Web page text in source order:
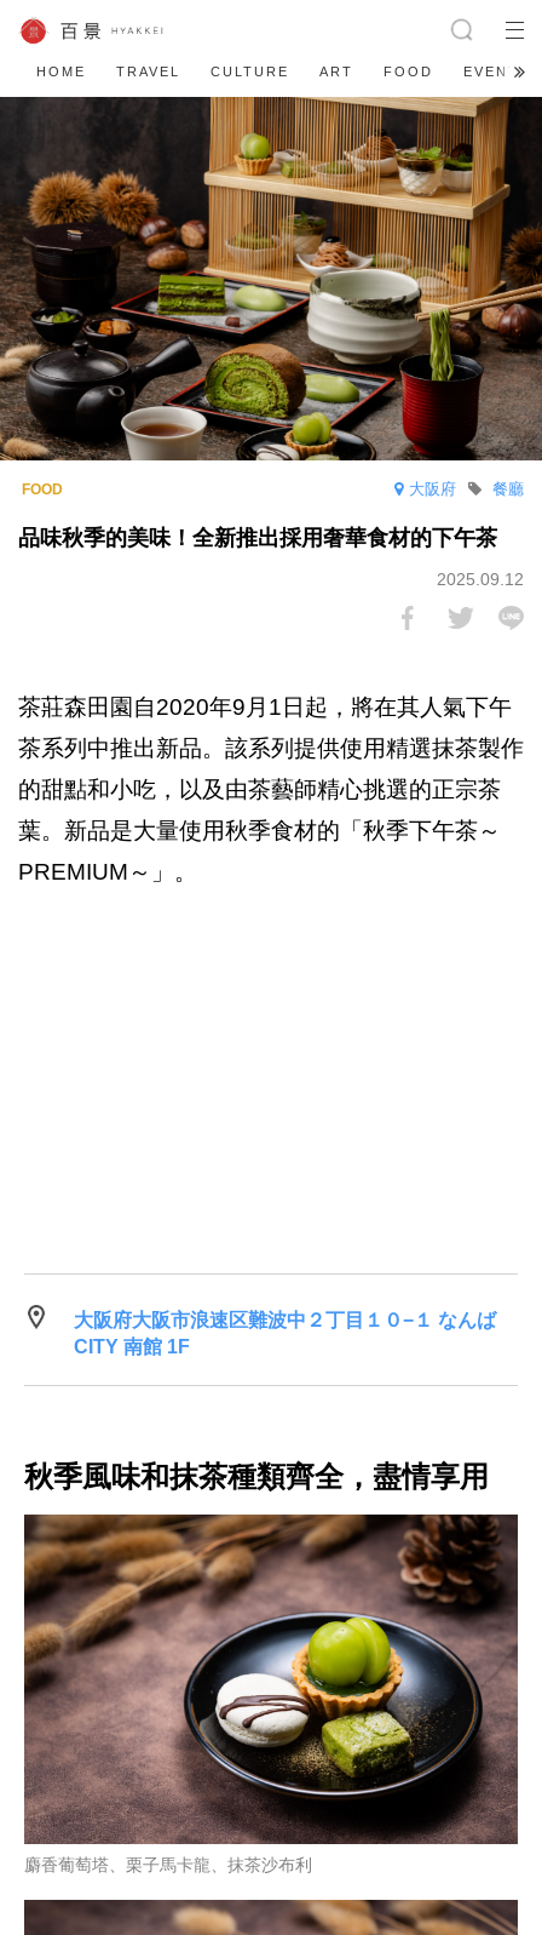
HOME TRAVEL CULTURE ART FOOD EVENT
大阪府 餐廳
品味秋季的美味！全新推出採用奢華食材的下午茶
2025.09.12
茶莊森田園自2020年9月1日起，將在其人氣下午
茶系列中推出新品。該系列提供使用精選抹茶製作
的甜點和小吃，以及由茶藝師精心挑選的正宗茶
葉。新品是大量使用秋季食材的「秋季下午茶～
PREMIUM～」。
大阪府大阪市浪速区難波中２丁目１０−１ なんば
CITY 南館 1F
秋季風味和抹茶種類齊全，盡情享用
麝香葡萄塔、栗子馬卡龍、抹茶沙布利